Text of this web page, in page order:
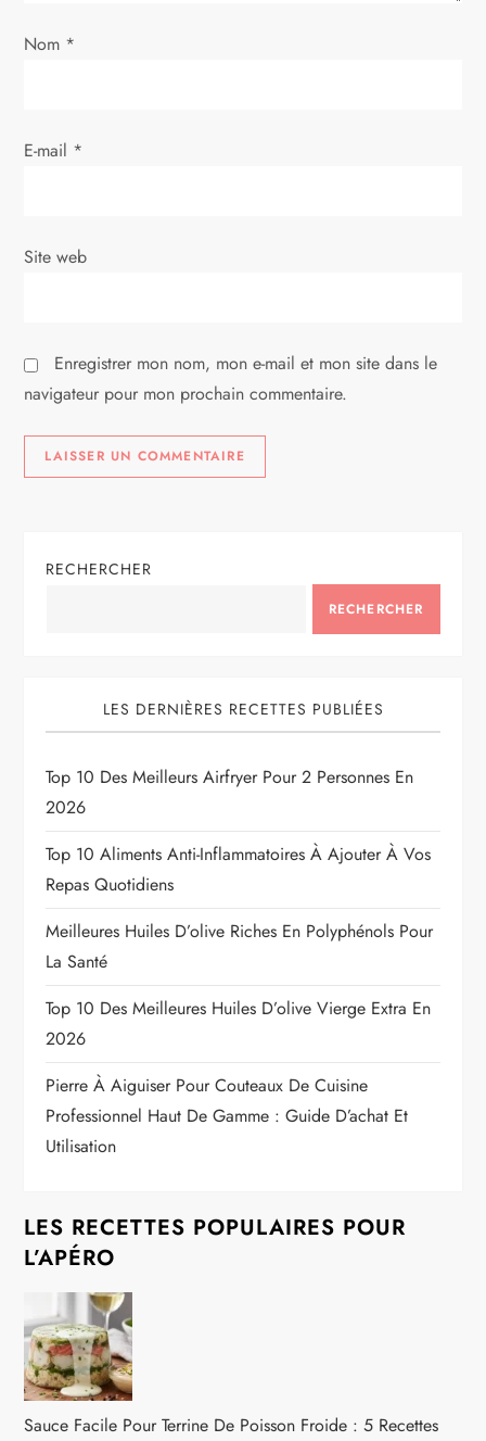
’
r
i
l
e
Nom *
E-mail *
Site web
Enregistrer mon nom, mon e-mail et mon site dans le
navigateur pour mon prochain commentaire.
RECHERCHER
RECHERCHER
LES DERNIÈRES RECETTES PUBLIÉES
Top 10 Des Meilleurs Airfryer Pour 2 Personnes En
2026
Top 10 Aliments Anti-Inflammatoires À Ajouter À Vos
Repas Quotidiens
Meilleures Huiles D’olive Riches En Polyphénols Pour
La Santé
Top 10 Des Meilleures Huiles D’olive Vierge Extra En
2026
Pierre À Aiguiser Pour Couteaux De Cuisine
Professionnel Haut De Gamme : Guide D’achat Et
Utilisation
LES RECETTES POPULAIRES POUR
L’APÉRO
Sauce Facile Pour Terrine De Poisson Froide : 5 Recettes